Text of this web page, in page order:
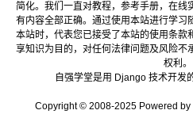
简化。我们一直对教程，参考手册，在线
有内容全部正确。通过使用本站进行学习
本站时，代表您已接受了本站的使用条款
享知识为目的，对任何法律问题及风险不
权利。
自强学堂是用 Django技术开发
Copyright © 2008-2025 Powered